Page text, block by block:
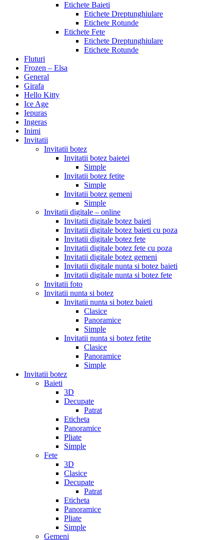
Etichete Baieti
Etichete Dreptunghiulare
Etichete Rotunde
Etichete Fete
Etichete Dreptunghiulare
Etichete Rotunde
Fluturi
Frozen – Elsa
General
Girafa
Hello Kitty
Ice Age
Iepuras
Ingeras
Inimi
Invitatii
Invitatii botez
Invitatii botez baietei
Simple
Invitatii botez fetite
Simple
Invitatii botez gemeni
Simple
Invitatii digitale – online
Invitatii digitale botez baieti
Invitatii digitale botez baieti cu poza
Invitatii digitale botez fete
Invitatii digitale botez fete cu poza
Invitatii digitale botez gemeni
Invitatii digitale nunta si botez baieti
Invitatii digitale nunta si botez fete
Invitatii foto
Invitatii nunta si botez
Invitatii nunta si botez baieti
Clasice
Panoramice
Simple
Invitatii nunta si botez fetite
Clasice
Panoramice
Simple
Invitatii botez
Baieti
3D
Decupate
Patrat
Eticheta
Panoramice
Pliate
Simple
Fete
3D
Clasice
Decupate
Patrat
Eticheta
Panoramice
Pliate
Simple
Gemeni